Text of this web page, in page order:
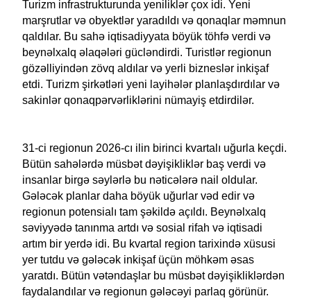
Turizm infrastrukturunda yeniliklər çox idi. Yeni
marşrutlar və obyektlər yaradıldı və qonaqlar məmnun
qaldılar. Bu sahə iqtisadiyyata böyük töhfə verdi və
beynəlxalq əlaqələri gücləndirdi. Turistlər regionun
gözəlliyindən zövq aldılar və yerli bizneslər inkişaf
etdi. Turizm şirkətləri yeni layihələr planlaşdırdılar və
sakinlər qonaqpərvərliklərini nümayiş etdirdilər.
31-ci regionun 2026-cı ilin birinci kvartalı uğurla keçdi.
Bütün sahələrdə müsbət dəyişikliklər baş verdi və
insanlar birgə səylərlə bu nəticələrə nail oldular.
Gələcək planlar daha böyük uğurlar vəd edir və
regionun potensialı tam şəkildə açıldı. Beynəlxalq
səviyyədə tanınma artdı və sosial rifah və iqtisadi
artım bir yerdə idi. Bu kvartal region tarixində xüsusi
yer tutdu və gələcək inkişaf üçün möhkəm əsas
yaratdı. Bütün vətəndaşlar bu müsbət dəyişikliklərdən
faydalandılar və regionun gələcəyi parlaq görünür.